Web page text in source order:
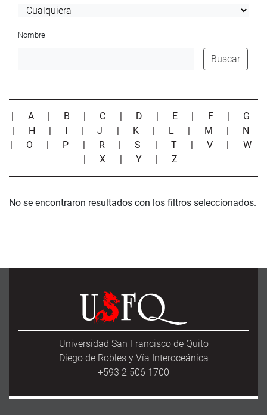
Nombre
Buscar
| A | B | C | D | E | F | G
| H | I |J | K | L | M | N
| O | P | R |S | T |V | W
|X | Y |Z
No se encontraron resultados con los filtros seleccionados.
Universidad San Francisco de Quito
Diego de Robles y Vía Interoceánica
+593 2 506 1700